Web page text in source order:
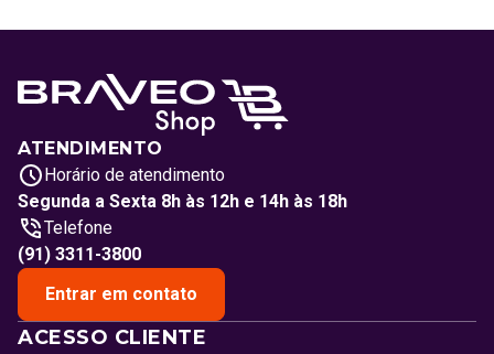
ATENDIMENTO
Horário de atendimento
Segunda a Sexta 8h às 12h e 14h às 18h
Telefone
(91) 3311-3800
Entrar em contato
ACESSO CLIENTE